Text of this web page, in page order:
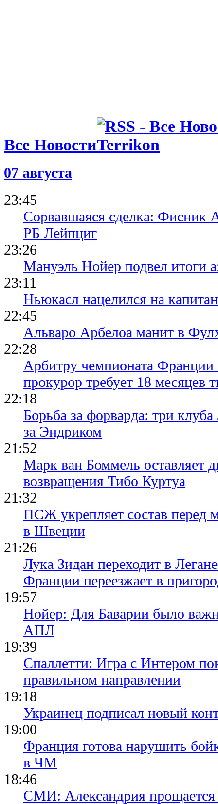
Все Новости
07 августа
23:45
Сорвавшаяся сделка: Фисник
РБ Лейпциг
23:26
Мануэль Нойер подвел итоги
23:11
Ньюкасл нацелился на
22:45
Альваро Арбелоа манит в
22:28
Арбитру чемпионата Франции
прокурор требует 18 месяцев
22:18
Борьба за форварда: три
за Эндриком
21:52
Марк ван Боммель оставляет
возвращения Тибо Куртуа
21:32
ПСЖ укрепляет состав перед
в Швеции
21:26
Лука Зидан переходит в
Франции переезжает в
19:57
Нойер: Для Баварии было
АПЛ
19:39
Спаллетти: Игра с Интером
правильном направлении
19:18
Украинец подписал новый
19:00
Франция готова нарушить
в ЧМ
18:46
СМИ: Александрия